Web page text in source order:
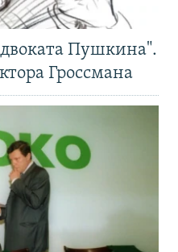
Пушкина".
Гроссмана